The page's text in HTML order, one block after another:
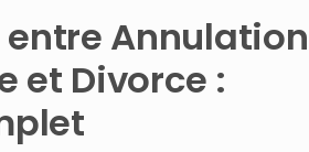
avocat spécialisé en droit de la
associés à une annulation de
divorce ?
Annulation
et Divorce :